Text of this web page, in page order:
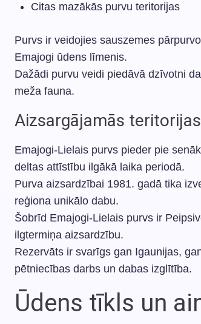
Citas mazākās purvu teritorijas
Purvs ir veidojies sauszemes
Emajogi ūdens līmenis.
Dažādi purvu veidi piedāvā dzīvotni
meža fauna.
Aizsargājamās
Emajogi-Lielais purvs pieder pie
deltas attīstību ilgākā laika periodā.
Purva aizsardzībai 1981. gadā tika
reģiona unikālo dabu.
Šobrīd Emajogi-Lielais purvs ir
ilgtermiņa aizsardzību.
Rezervāts ir svarīgs gan Igaunijas,
pētniecības darbs un dabas izglītība.
Ūdens tīkls un